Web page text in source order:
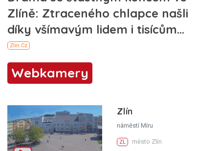
Webkamery
Zlín
náměstí Míru
ZL město Zlín